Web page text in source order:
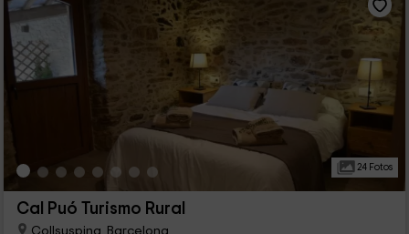
24 Fotos
Cal Puó Turismo Rural
Collsuspina, Barcelona